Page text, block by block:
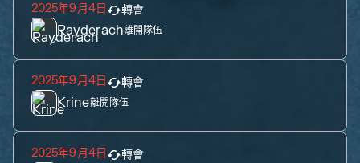
2025年9月4日 轉會
Rayderach離開隊伍
2025年9月4日 轉會
Krine離開隊伍
2025年9月4日 轉會